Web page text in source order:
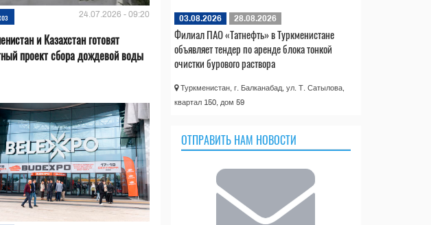
24.07.2026 - 09:20
и Казахстан готовят
проект сбора дождевой воды
03.08.2026 28.08.2026
Филиал ПАО «Татнефть» в Туркменистане
объявляет тендер по аренде блока тонкой
очистки бурового раствора
Туркменистан, г. Балканабад, ул. Т. Сатылова,
квартал 150, дом 59
ОТПРАВИТЬ НАМ НОВОСТИ